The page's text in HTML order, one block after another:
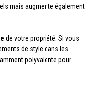
mais augmente également
de votre propriété. Si vous
de style dans les
polyvalente pour